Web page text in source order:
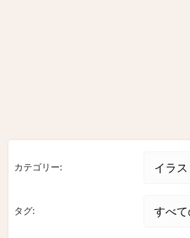
カテゴリー:
タグ: